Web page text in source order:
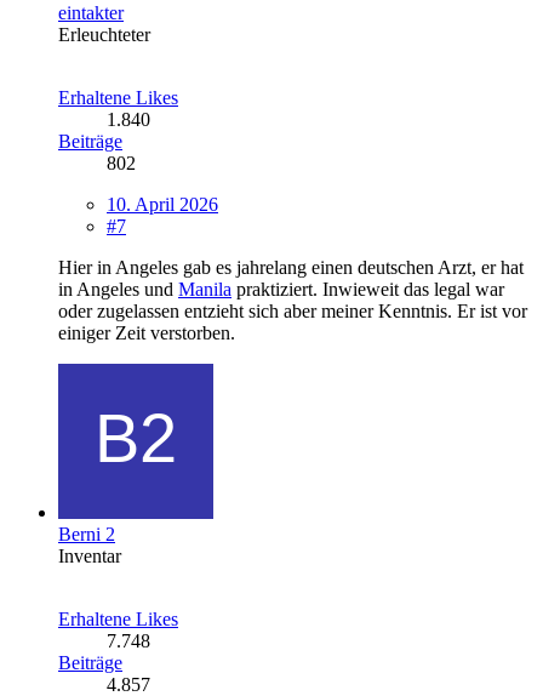
eintakter
Erleuchteter
Erhaltene Likes
1.840
Beiträge
802
10. April 2026
#7
Hier in Angeles gab es jahrelang einen deutschen Arzt, er hat
in Angeles und Manila praktiziert. Inwieweit das legal war
oder zugelassen entzieht sich aber meiner Kenntnis. Er ist vor
einiger Zeit verstorben.
Berni 2
Inventar
Erhaltene Likes
7.748
Beiträge
4.857